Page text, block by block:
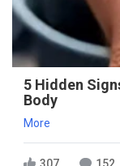
5 Hidden
Body
More
307 152